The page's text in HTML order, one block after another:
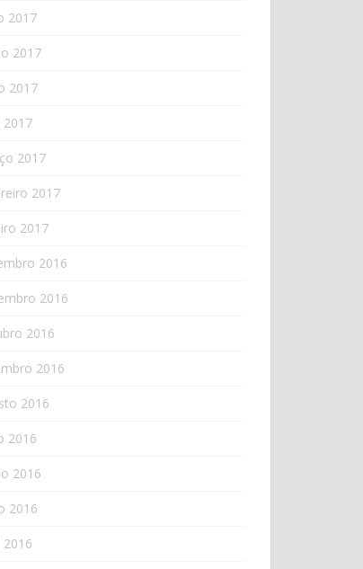
2017
2017
2017
2017
2017
2017
2017
2016
2016
2016
2016
2016
2016
2016
2016
2016